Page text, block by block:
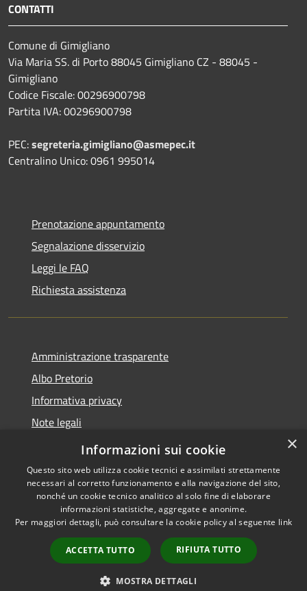
CONTATTI
Comune di Gimigliano
Via Maria SS. di Porto 88045 Gimigliano CZ - 88045 -
Gimigliano
Codice Fiscale: 00296900798
Partita IVA: 00296900798
PEC:segreteria.gimigliano@asmepec.it
Centralino Unico: 0961 995014
Prenotazione appuntamento
Segnalazione disservizio
Leggi le FAQ
Richiesta assistenza
Amministrazione trasparente
Albo Pretorio
Informativa privacy
Note legali
Dichiarazione di accessibilità
Accessibilità
Copyright © 2026 • Comune di
Gimigliano • Powered by
Municipium•
Accesso
redazione
×
Informazioni sui cookie
Questo sito web utilizza cookie tecnici e assimilati strettamente
necessari al corretto funzionamento e alla navigazione del sito,
nonché un cookie tecnico analitico al solo fine di elaborare
informazioni statistiche, aggregate e anonime.
Per maggiori dettagli, può consultare la cookie policy al seguente link
ACCETTA TUTTO RIFIUTA TUTTO
MOSTRA DETTAGLI